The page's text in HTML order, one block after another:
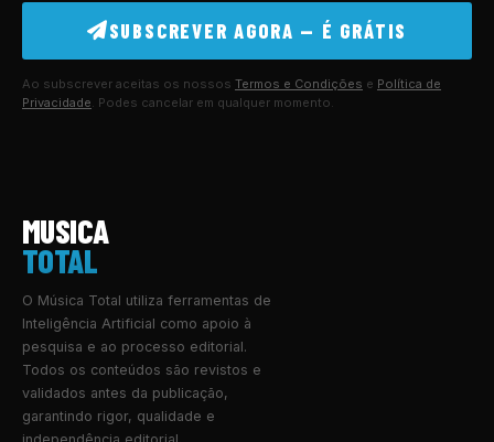
SUBSCREVER AGORA — É GRÁTIS
Ao subscrever aceitas os nossos Termos e Condições e Política de
Privacidade . Podes cancelar em qualquer momento.
MUSICA
TOTAL
O Música Total utiliza ferramentas de
Inteligência Artificial como apoio à
pesquisa e ao processo editorial.
Todos os conteúdos são revistos e
validados antes da publicação,
garantindo rigor, qualidade e